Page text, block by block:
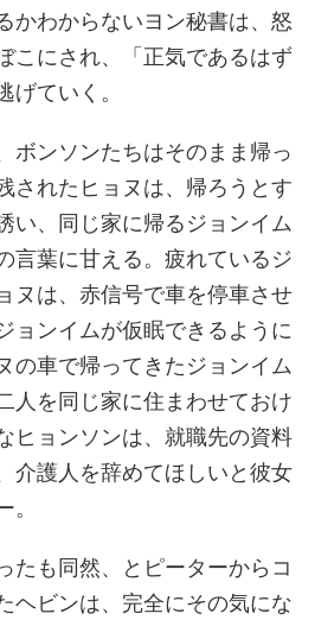
かわからないヨン秘書は、怒
こにされ、「正気であるはず
ていく。
ボンソンたちはそのまま帰っ
されたヒョヌは、帰ろうとす
い、同じ家に帰るジョンイム
言葉に甘える。疲れているジ
ヌは、赤信号で車を停車させ
ョンイムが仮眠できるように
の車で帰ってきたジョンイム
人を同じ家に住まわせておけ
ヒョンソンは、就職先の資料
介護人を辞めてほしいと彼女
たも同然、とピーターからコ
ヘビンは、完全にその気にな